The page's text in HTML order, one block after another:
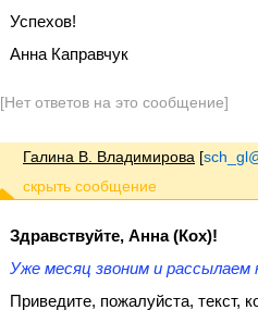
Успехов!
Анна Каправчук
[Нет ответов на это сообщение]
Галина В. Владимирова [
Здравствуйте, Анна (Кох)!
Уже месяц звоним и рассылаем
Приведите, пожалуйста, текст,